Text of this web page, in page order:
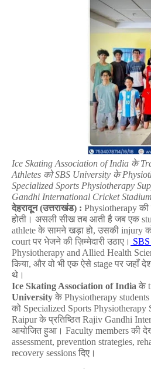
Ice Skating Association of India के
Athletes को SBS University के
Specialized Sports Physiotherapy
Gandhi International Cricket Stadium
देहरादून (उत्तराखंड) : Physiotherapy की
होती। असली सीख तब आती है जब एक
athlete के सामने खड़ा हो, उसकी injury
court पर भेजने की ज़िम्मेदारी उठाए।
Physiotherapy and Allied Health
किया, और वो भी एक ऐसे stage पर जहाँ
थे।
Ice Skating Association of India के
University के Physiotherapy students
को Specialized Sports Physiotherapy
Raipur के प्रतिष्ठित Rajiv Gandhi
आयोजित हुआ। Faculty members की
assessment, prevention strategies,
recovery sessions दिए।